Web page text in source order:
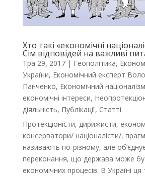
Хто такі «економічні
Сім відповідей на важливі
Тра 29, 2017| Геополітика,
України, Економічний експерт
Панченко, Економічний націоналізм
економічні інтереси,
діяльність, Публікації, Статті
Протекціоністи, дирижисти,
консерватори/ націоналісти/,
називають по-різному, але
переконання, що держава може
економічних процесів. В Україні ця